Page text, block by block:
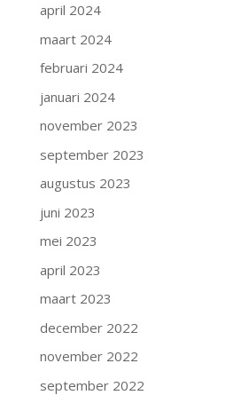
april 2024
maart 2024
februari 2024
januari 2024
november 2023
september 2023
augustus 2023
juni 2023
mei 2023
april 2023
maart 2023
december 2022
november 2022
september 2022